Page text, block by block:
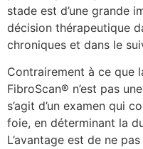
stade est d’une grande
décision thérapeutique
chroniques et dans le
Contrairement à ce que
FibroScan® n’est pas
s’agit d’un examen qui
foie, en déterminant la
L’avantage est de ne